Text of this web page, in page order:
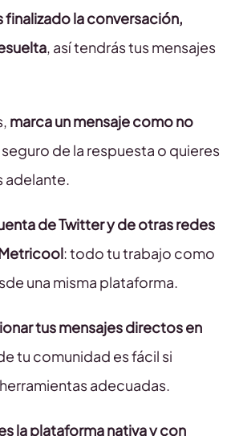
finalizado la conversación,
, así tendrás tus mensajes
marca un mensaje como no
seguro de la respuesta o quieres
adelante.
de Twitter y de otras redes
: todo tu trabajo como
una misma plataforma.
tus mensajes directos en
tu comunidad es fácil si
adecuadas.
la plataforma nativa y con